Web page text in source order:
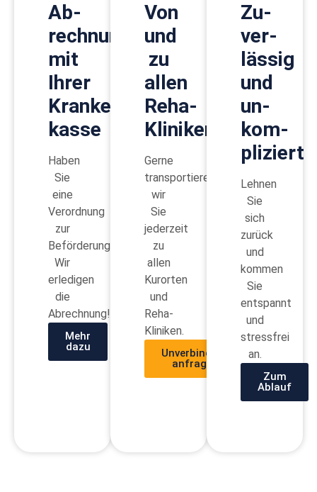
Ab­
rechnung
mit
Ihrer
Kranken­
kasse
Haben
Sie
eine
Verordnung
zur
Beförderung?
Wir
erledigen
die
Abrechnung!
Mehr
dazu
Von
und
zu
allen
Reha-
Kliniken
Gerne
transportieren
wir
Sie
jederzeit
zu
allen
Kurorten
und
Reha-
Kliniken.
Unverbindlich
anfragen
Zu­
ver­
lässig
und
un­
kom­
pliziert
Lehnen
Sie
sich
zurück
und
kommen
Sie
entspannt
und
stressfrei
an.
Zum
Ablauf